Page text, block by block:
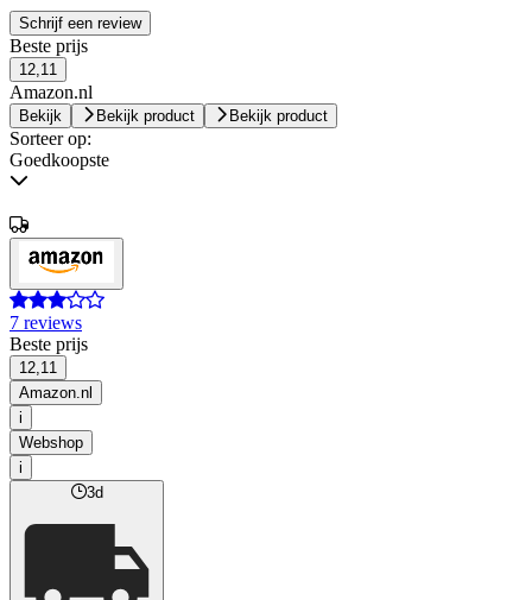
Schrijf een review
Beste prijs
12,11
Amazon.nl
Bekijk Bekijk product Bekijk product
Sorteer op:
Goedkoopste
7 reviews
Beste prijs
12,11
Amazon.nl
i
Webshop
i
3d